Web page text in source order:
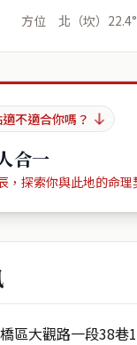
方位 北（坎）22.4°
不適合你嗎？
合一
，探索你與此地的命理
區大觀路一段38巷